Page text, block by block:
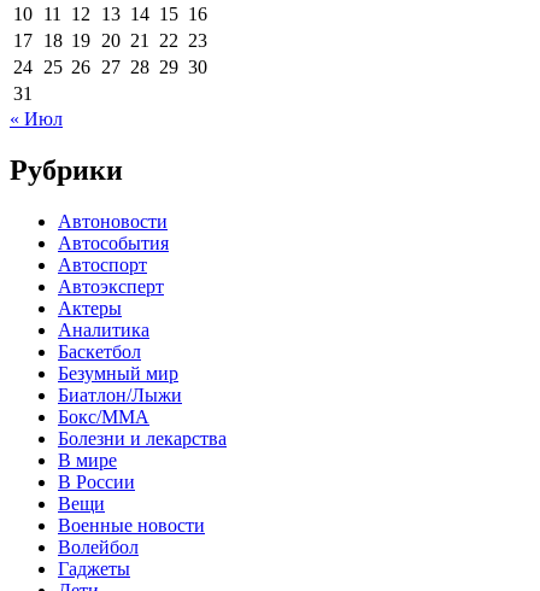
10 11 12 13 14 15 16
17 18 19 20 21 22 23
24 25 26 27 28 29 30
31
« Июл
Рубрики
Автоновости
Автособытия
Автоспорт
Автоэксперт
Актеры
Аналитика
Баскетбол
Безумный мир
Биатлон/Лыжи
Бокс/MMA
Болезни и лекарства
В мире
В России
Вещи
Военные новости
Волейбол
Гаджеты